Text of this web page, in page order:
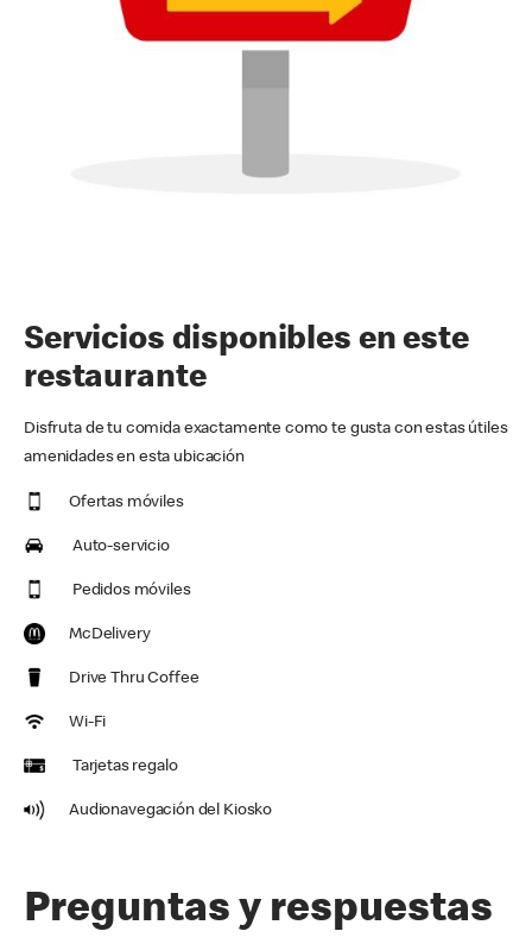
Servicios disponibles en este
restaurante
Disfruta de tu comida exactamente como te gusta con estas útiles
amenidades en esta ubicación
Ofertas móviles
Auto-servicio
Pedidos móviles
McDelivery
Drive Thru Coffee
Wi-Fi
Tarjetas regalo
Audionavegación del Kiosko
Preguntas y respuestas